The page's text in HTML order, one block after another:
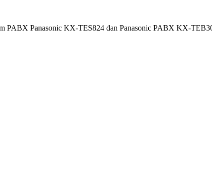
PABX Panasonic KX-TES824 dan Panasonic PABX KX-